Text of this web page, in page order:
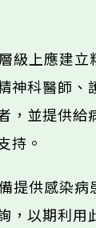
級上應建立
神科醫師、
，並提供給
持。
提供感染病
，以期利用